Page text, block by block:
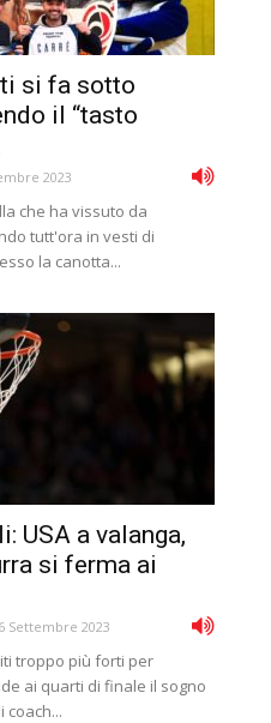
si fa sotto
il “tasto
2023
che ha vissuto da
tutt'ora in vesti di
la canotta...
USA a valanga,
si ferma ai
6 Settembre 2023
troppo più forti per
ai quarti di finale il sogno
coach...